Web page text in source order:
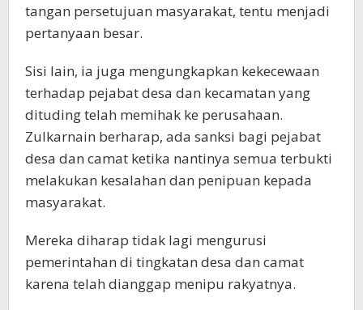
tangan persetujuan masyarakat, tentu menjadi
pertanyaan besar.
Sisi lain, ia juga mengungkapkan kekecewaan
terhadap pejabat desa dan kecamatan yang
dituding telah memihak ke perusahaan.
Zulkarnain berharap, ada sanksi bagi pejabat
desa dan camat ketika nantinya semua terbukti
melakukan kesalahan dan penipuan kepada
masyarakat.
Mereka diharap tidak lagi mengurusi
pemerintahan di tingkatan desa dan camat
karena telah dianggap menipu rakyatnya.